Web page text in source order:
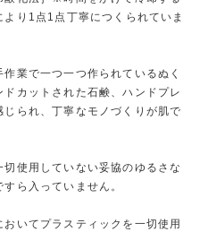
り1点1点丁寧につくられていま
業で一つ一つ作られているぬく
カットされた石鹸、ハンドプレ
られ、丁寧なモノづくりが肌で
使用していない妥協のゆるさな
ら入っていません。
いてプラスティックを一切使用